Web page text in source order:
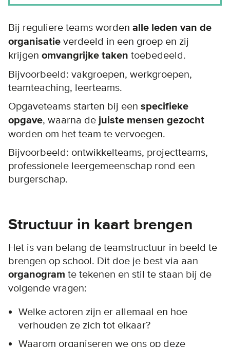
Bij reguliere teams worden alle leden van de
organisatie verdeeld in een groep en zij
krijgen omvangrijke taken toebedeeld.
Bijvoorbeeld: vakgroepen, werkgroepen,
teamteaching, leerteams.
Opgaveteams starten bij een specifieke
opgave, waarna de juiste mensen gezocht
worden om het team te vervoegen.
Bijvoorbeeld: ontwikkelteams, projectteams,
professionele leergemeenschap rond een
burgerschap.
Structuur in kaart brengen
Het is van belang de teamstructuur in beeld te
brengen op school. Dit doe je best via aan
organogram te tekenen en stil te staan bij de
volgende vragen:
Welke actoren zijn er allemaal en hoe
verhouden ze zich tot elkaar?
Waarom organiseren we ons op deze